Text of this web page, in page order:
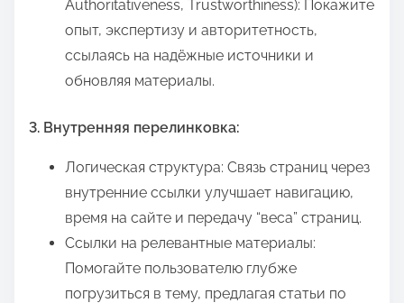
Authoritativeness, Trustworthiness): Покажите
опыт, экспертизу и авторитетность,
ссылаясь на надёжные источники и
обновляя материалы.
3. Внутренняя перелинковка:
Логическая структура: Связь страниц через
внутренние ссылки улучшает навигацию,
время на сайте и передачу “веса” страниц.
Ссылки на релевантные материалы:
Помогайте пользователю глубже
погрузиться в тему, предлагая статьи по